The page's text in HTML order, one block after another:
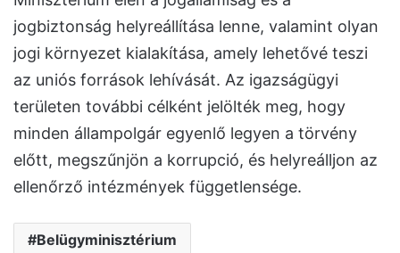
jogbiztonság helyreállítása lenne, valamint olyan
jogi környezet kialakítása, amely lehetővé teszi
az uniós források lehívását. Az igazságügyi
területen további célként jelölték meg, hogy
minden állampolgár egyenlő legyen a törvény
előtt, megszűnjön a korrupció, és helyreálljon az
ellenőrző intézmények függetlensége.
Belügyminisztérium